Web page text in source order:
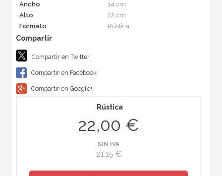
Ancho
14 cm
Alto
22 cm
Formato
Rústica
Compartir en Twitter
Compartir en Facebook
Compartir en Google+
Rústica
22,00 €
SIN IVA
21,15 €